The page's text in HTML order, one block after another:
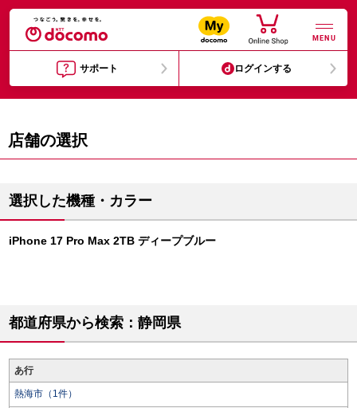
MENU
サポート ログインする
店舗の選択
選択した機種・カラー
iPhone 17 Pro Max 2TB ディープブルー
都道府県から検索：静岡県
あ行
熱海市（1件）